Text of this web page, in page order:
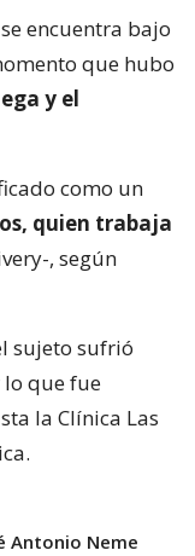
encuentra bajo
que hubo
y el
como un
quien trabaja
, según
sujeto sufrió
lo que fue
la Clínica Las
Antonio Neme